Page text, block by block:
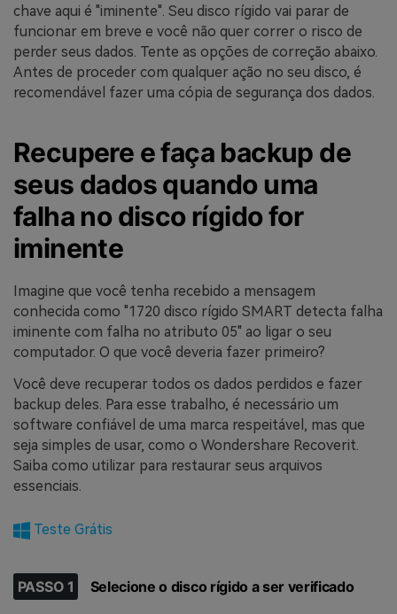
chave aqui é "iminente". Seu disco rígido vai parar de
funcionar em breve e você não quer correr o risco de
perder seus dados. Tente as opções de correção abaixo.
Antes de proceder com qualquer ação no seu disco, é
recomendável fazer uma cópia de segurança dos dados.
Recupere e faça backup de
seus dados quando uma
falha no disco rígido for
iminente
Imagine que você tenha recebido a mensagem
conhecida como "1720 disco rígido SMART detecta falha
iminente com falha no atributo 05" ao ligar o seu
computador. O que você deveria fazer primeiro?
Você deve recuperar todos os dados perdidos e fazer
backup deles. Para esse trabalho, é necessário um
software confiável de uma marca respeitável, mas que
seja simples de usar, como o Wondershare Recoverit.
Saiba como utilizar para restaurar seus arquivos
essenciais.
Teste Grátis
PASSO 1 Selecione o disco rígido a ser verificado